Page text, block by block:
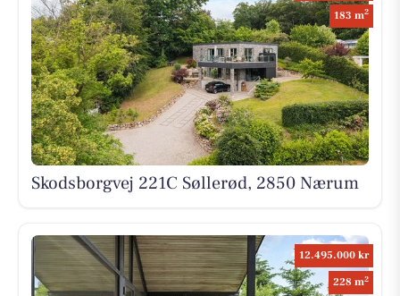
183 m2
Skodsborgvej 221C Søllerød, 2850 Nærum
12.495.000 kr
228 m2